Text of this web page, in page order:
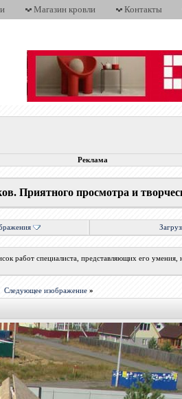
Магазин кровли Контакты
Реклама
Приятного просмотра и
работ специалиста, представляющих его
Следующее изображение »